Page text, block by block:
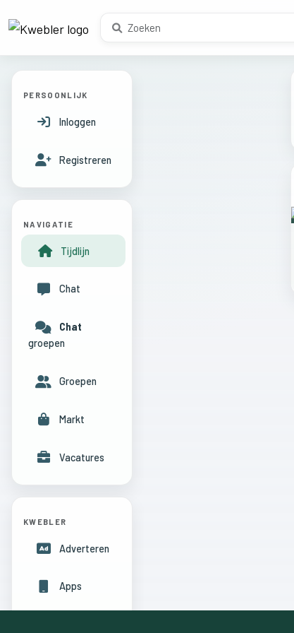
PERSOONLIJK
Inloggen
Registreren
NAVIGATIE
Tijdlijn
Chat
Chat
groepen
Groepen
Markt
Vacatures
KWEBLER
Adverteren
Apps